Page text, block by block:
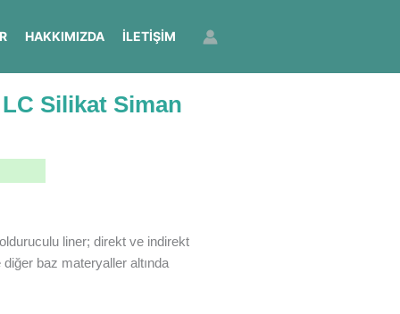
HAKKIMIZDA İLETIŞIM
Silikat Siman
liner; direkt ve indirekt
baz materyaller altında